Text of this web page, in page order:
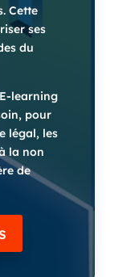
Cette
ses
du
learning
pour
légal, les
la non
de